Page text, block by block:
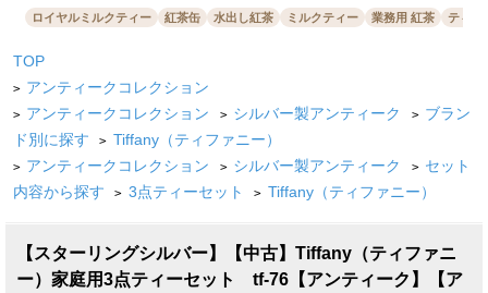
ロイヤルミルクティー
紅茶缶 水出し紅茶 ミルクティー 業務用 紅茶 ティー
TOP
> アンティークコレクション
> アンティークコレクション > シルバー製アンティーク > ブラン
ド別に探す
> Tiffany（ティファニー）
> アンティークコレクション > シルバー製アンティーク > セット
内容から探す
> 3点ティーセット > Tiffany（ティファニー）
【スターリングシルバー】【中古】Tiffany（ティファニ
ー）家庭用3点ティーセット tf-76【アンティーク】【ア